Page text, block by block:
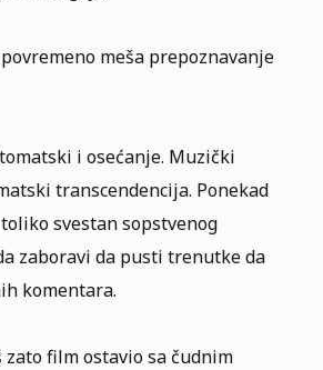
meša prepoznavanje
i osećanje. Muzički
transcendencija. Ponekad
svestan sopstvenog
zaboravi da pusti trenutke da
komentara.
zato film ostavio sa čudnim